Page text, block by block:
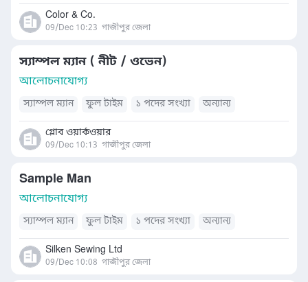
Color & Co.
09/Dec 10:23 গাজীপুর জেলা
স্যাম্পল ম্যান ( নীট / ওভেন)
আলোচনাযোগ্য
স্যাম্পল ম্যান ফুল টাইম ১ পদের সংখ্যা অন্যান্য
গ্লোব ওয়ার্কওয়ার
09/Dec 10:13 গাজীপুর জেলা
Sample Man
আলোচনাযোগ্য
স্যাম্পল ম্যান ফুল টাইম ১ পদের সংখ্যা অন্যান্য
Silken Sewing Ltd
09/Dec 10:08 গাজীপুর জেলা